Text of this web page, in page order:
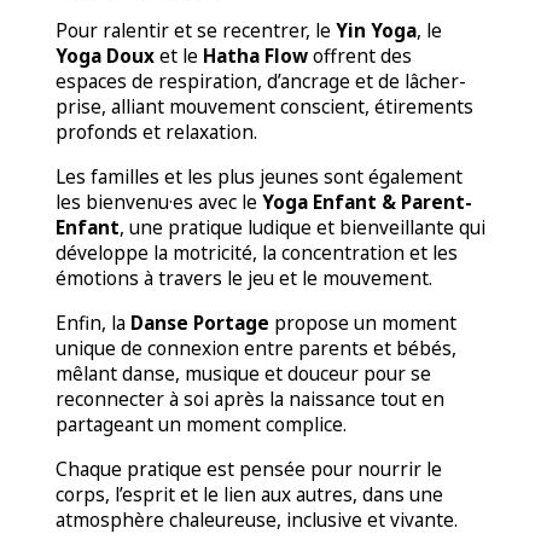
Pour ralentir et se recentrer, le Yin Yoga, le
Yoga Douxet le Hatha Flowoffrent des
espaces de respiration, d’ancrage et de lâcher-
prise, alliant mouvement conscient, étirements
profonds et relaxation.
Les familles et les plus jeunes sont également
les bienvenu·es avec le Yoga Enfant & Parent-
Enfant, une pratique ludique et bienveillante qui
développe la motricité, la concentration et les
émotions à travers le jeu et le mouvement.
Enfin, la Danse Portage propose un moment
unique de connexion entre parents et bébés,
mêlant danse, musique et douceur pour se
reconnecter à soi après la naissance tout en
partageant un moment complice.
Chaque pratique est pensée pour nourrir le
corps, l’esprit et le lien aux autres, dans une
atmosphère chaleureuse, inclusive et vivante.